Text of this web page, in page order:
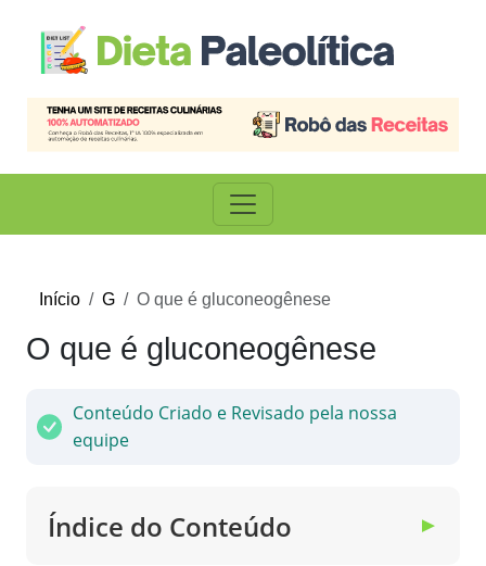
Início G O que é gluconeogênese
O que é gluconeogênese
Conteúdo Criado e Revisado pela nossa
equipe
Índice do Conteúdo ▼